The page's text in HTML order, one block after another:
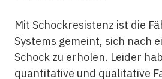
Mit Schockresistenz ist die
Systems gemeint, sich nach
Schock zu erholen. Leider
quantitative und qualitative